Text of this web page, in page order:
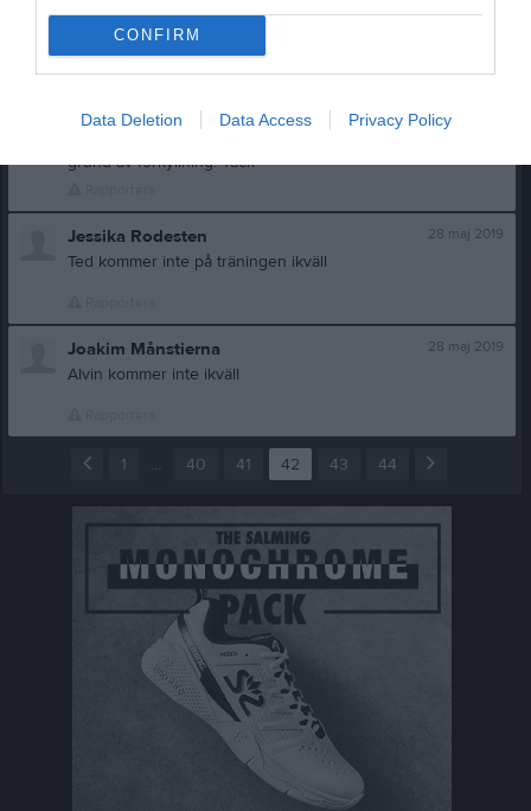
CONFIRM
Data Deletion Data Access Privacy Policy
i tisdags. Tröjan är märkt ET. Är det någon som fått med sig
den hem?
Lea Estrella Pettersson
grund av förkyllning. Tack
28 maj 2019
Jessika Rodesten
Ted kommer inte på träningen ikväll
28 maj 2019
Joakim Månstierna
Alvin kommer inte ikväll
1 … 40 41 42 43 44